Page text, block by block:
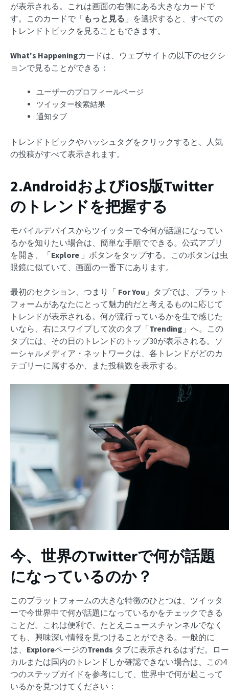
が表示される。これは画面の右側にある大きなカードで
す。このカードで「 もっと見る 」を選択すると、すべての
トレンドトピックを見ることもできます。
What's Happeningカードは、ウェブサイトの以下のセクシ
ョンで見ることができる：
ユーザーのプロフィールページ
ツイッター検索結果
通知タブ
トレンドトピックやハッシュタグをクリックすると、人気
の投稿がすべて表示されます。
2.AndroidおよびiOS版Twitter
のトレンドを把握する
モバイルデバイスからツイッターで今何が話題になってい
るかを知りたい場合は、簡単な手順でできる。公式アプリ
を開き、「Explore 」ボタンをタップする。このボタンは虫
眼鏡に似ていて、画面の一番下にあります。
最初のセクション、つまり「 For You 」タブでは、プラット
フォームがあなたにとって魅力的だと考えるものに応じて
トレンドが表示される。何が流行っているかを生で感じた
いなら、右にスワイプして次のタブ「Trending 」へ。この
タブには、その日のトレンドのトップ30が表示される。ソ
ーシャルメディア・ネットワークは、各トレンドがどのカ
テゴリーに属するか、また投稿数を表示する。
今、世界のTwitterで何が話題
になっているのか？
このプラットフォームの大きな特徴のひとつは、ツイッタ
ーで今世界中で何が話題になっているかをチェックできる
ことだ。これは便利で、たとえニュースチャンネルでなく
ても、興味深い情報を見つけることができる。一般的に
は、 ExploreページのTrends タブに表示されるはずだ。ロー
カルまたは国内のトレンドしか確認できない場合は、この4
つのステップガイドを参考にして、世界中で何が起こって
いるかを見つけてください：